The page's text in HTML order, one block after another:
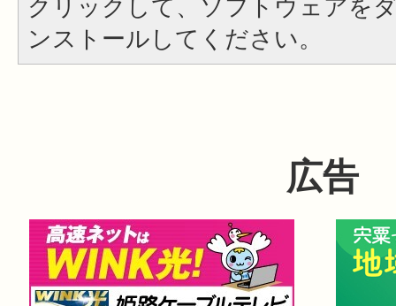
クリックして、ソフトウェアを
ンストールしてください。
広告